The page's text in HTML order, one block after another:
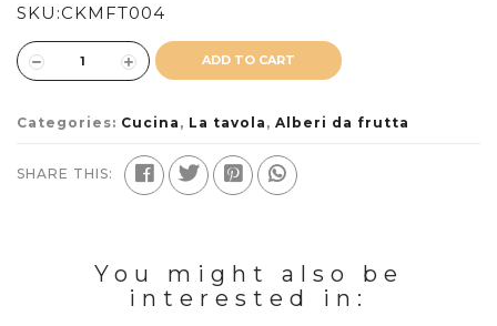
SKU:CKMFT004
ADD TO CART
Categories: Cucina , La tavola , Alberi da frutta
SHARE THIS:
You might also be
interested in: